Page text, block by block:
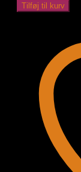
Tilføj til kurv